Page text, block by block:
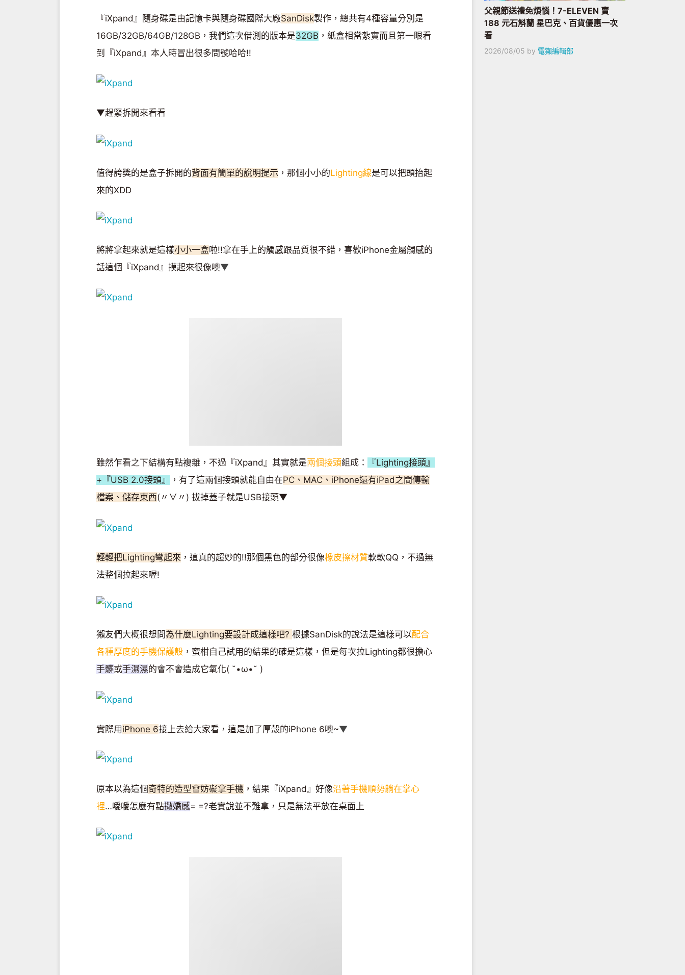
『iXpand』隨身碟是由記憶卡與隨身碟國際大廠SanDisk製作，總共有4種容量分別是
16GB/32GB/64GB/128GB，我們這次借測的版本是32GB ，紙盒相當紮實而且第一眼看
到『iXpand』本人時冒出很多問號哈哈!!
▼趕緊拆開來看看
值得誇獎的是盒子拆開的背面有簡單的說明提示 ，那個小小的Lighting線是可以把頭抬起
來的XDD
將將拿起來就是這樣小小一盒啦!!拿在手上的觸感跟品質很不錯，喜歡iPhone金屬觸感的
話這個『iXpand』摸起來很像噢▼
雖然乍看之下結構有點複雜，不過『iXpand』其實就是兩個接頭組成：
『Lighting接頭』
+『USB 2.0接頭』
，有了這兩個接頭就能自由在PC、MAC、iPhone還有iPad之間傳輸
檔案、儲存東西(〃∀〃) 拔掉蓋子就是USB接頭▼
輕輕把Lighting彎起來 ，這真的超妙的!!那個黑色的部分很像橡皮擦材質軟軟QQ，不過無
法整個拉起來喔!
獺友們大概很想問為什麼Lighting要設計成這樣吧? 根據SanDisk的說法是這樣可以配合
各種厚度的手機保護殼 ，蜜柑自己試用的結果的確是這樣，但是每次拉Lighting都很擔心
手髒或手濕濕的會不會造成它氧化( ˘•ω•˘ )
實際用iPhone 6接上去給大家看，這是加了厚殼的iPhone 6噢~▼
原本以為這個奇特的造型會妨礙拿手機 ，結果『iXpand』好像沿著手機順勢躺在掌心
裡…噯噯怎麼有點撒嬌感= =?老實說並不難拿，只是無法平放在桌面上
父親節送禮免煩惱！7-ELEVEN 賣
188 元石斛蘭 星巴克、百貨優惠一次
看
2026/08/05 by 電獺編輯部